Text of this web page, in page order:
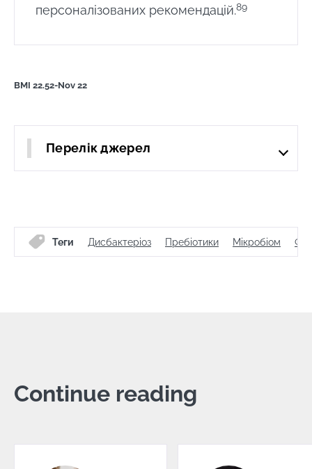
персоналізованих рекомендацій.89
BMI 22.52-Nov 22
Перелік джерел
Теги Дисбактеріоз Пребіотики Мікробіом
Continue reading